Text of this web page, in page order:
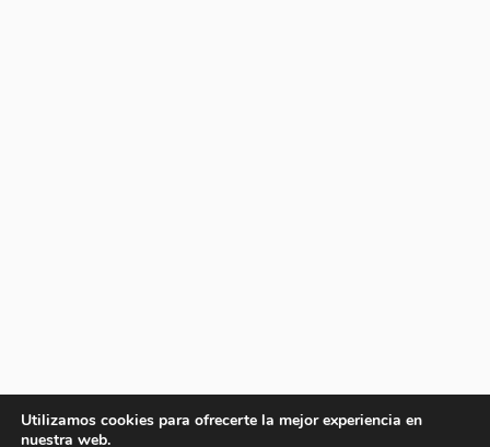
Utilizamos cookies para ofrecerte la mejor experiencia en
nuestra web.